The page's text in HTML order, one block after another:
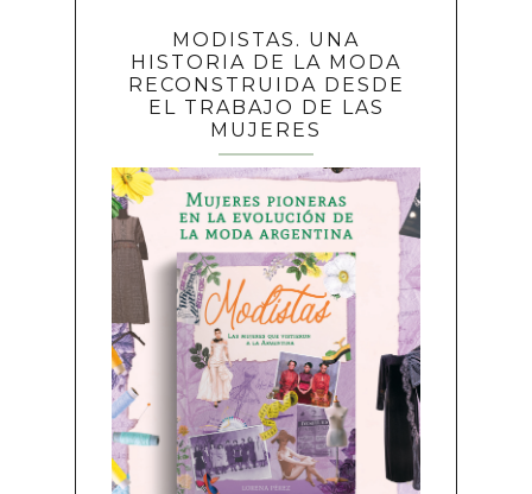
MODISTAS. UNA
HISTORIA DE LA MODA
RECONSTRUIDA DESDE
EL TRABAJO DE LAS
MUJERES